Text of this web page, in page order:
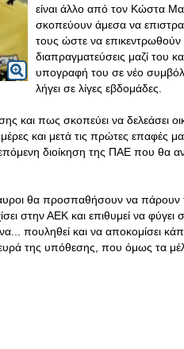
είναι άλλο από τον Κώστα
σκοπεύουν άμεσα να
τους ώστε να επικεντρωθούν
διαπραγματεύσεις μαζί του
υπογραφή του σε νέο
λήγει σε λίγες εβδομάδες.
και πως σκοπεύει να δελεάσει
και μετά τις πρώτες επαφές
διοίκηση της ΠΑΕ που θα
θα προσπαθήσουν να
στην ΑΕΚ και επιθυμεί να φύγει
πουληθεί και να αποκομίσει
της υπόθεσης, που όμως τα